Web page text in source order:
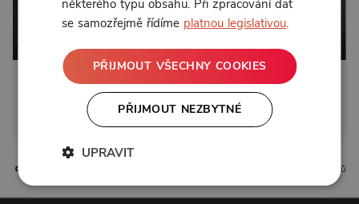
Klikněte pro odemčení
nebo sepřihlaste
0 komentářů
některého typu obsahu. Při zpracování dat
se samozřejmě řídíme platnou legislativou.
PŘIJMOUT VŠECHNY COOKIES
PŘIJMOUT NEZBYTNÉ
UPRAVIT